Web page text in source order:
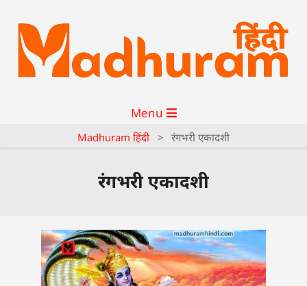
Menu
Madhuram हिंदी > रंगभरी एकादशी
रंगभरी एकादशी